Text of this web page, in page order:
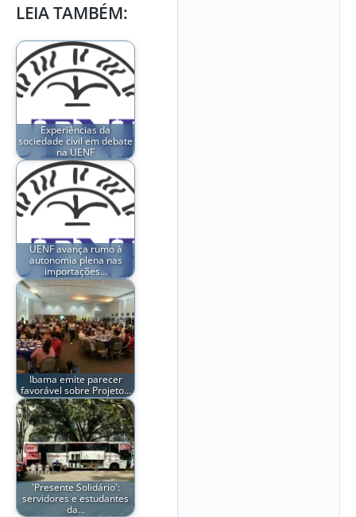
LEIA TAMBÉM:
Experiências da
sociedade civil em debate
na UENF
UENF avança rumo à
autonomia plena nas
importações…
Ibama emite parecer
favorável sobre Projeto…
'Presente Solidário':
servidores e estudantes
da…